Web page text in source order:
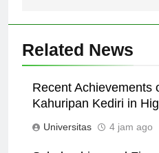
Related News
Recent Achievements
Kahuripan Kediri in
Universitas 4 jam ago